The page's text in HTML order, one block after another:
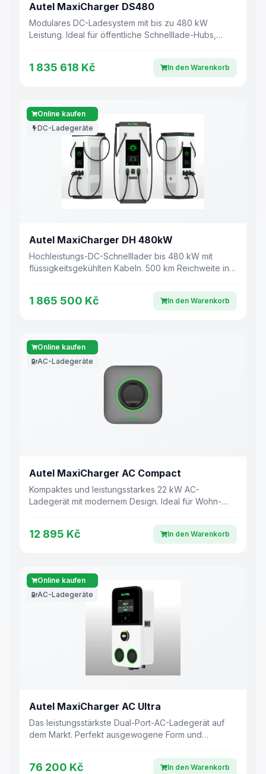
Autel MaxiCharger DS480
Modulares DC-Ladesystem mit bis zu 480 kW
Leistung. Ideal für öffentliche Schnelllade-Hubs,
1 835 618 Kč In den Warenkorb
Online kaufen
DC-Ladegeräte
Autel MaxiCharger DH 480kW
Hochleistungs-DC-Schnelllader bis 480 kW mit
flüssigkeitsgekühlten Kabeln. 500 km Reichweite in
1 865 500 Kč In den Warenkorb
Online kaufen
AC-Ladegeräte
Autel MaxiCharger AC Compact
Kompaktes und leistungsstarkes 22 kW AC-
Ladegerät mit modernem Design. Ideal für Wohn-
12 895 Kč In den Warenkorb
Online kaufen
AC-Ladegeräte
Autel MaxiCharger AC Ultra
Das leistungsstärkste Dual-Port-AC-Ladegerät auf
dem Markt. Perfekt ausgewogene Form und
76 200 Kč In den Warenkorb